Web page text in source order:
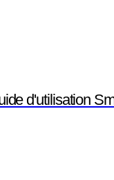
d'utilisation